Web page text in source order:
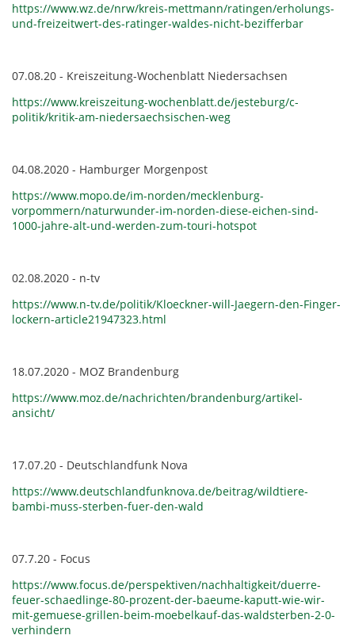
https://www.wz.de/nrw/kreis-mettmann/ratingen/erholungs-
und-freizeitwert-des-ratinger-waldes-nicht-bezifferbar
07.08.20 - Kreiszeitung-Wochenblatt Niedersachsen
https://www.kreiszeitung-wochenblatt.de/jesteburg/c-
politik/kritik-am-niedersaechsischen-weg
04.08.2020 - Hamburger Morgenpost
https://www.mopo.de/im-norden/mecklenburg-
vorpommern/naturwunder-im-norden-diese-eichen-sind-
1000-jahre-alt-und-werden-zum-touri-hotspot
02.08.2020 - n-tv
https://www.n-tv.de/politik/Kloeckner-will-Jaegern-den-Finger-
lockern-article21947323.html
18.07.2020 - MOZ Brandenburg
https://www.moz.de/nachrichten/brandenburg/artikel-
ansicht/
17.07.20 - Deutschlandfunk Nova
https://www.deutschlandfunknova.de/beitrag/wildtiere-
bambi-muss-sterben-fuer-den-wald
07.7.20 - Focus
https://www.focus.de/perspektiven/nachhaltigkeit/duerre-
feuer-schaedlinge-80-prozent-der-baeume-kaputt-wie-wir-
mit-gemuese-grillen-beim-moebelkauf-das-waldsterben-2-0-
verhindern